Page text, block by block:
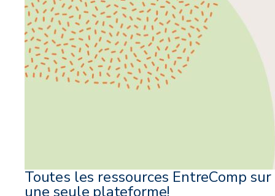
Toutes les ressources EntreComp sur
une seule plateforme!